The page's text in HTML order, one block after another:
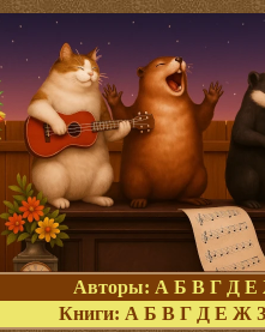
Авторы: А Б В Г Д Е
Книги: А Б В Г Д Е Ж З